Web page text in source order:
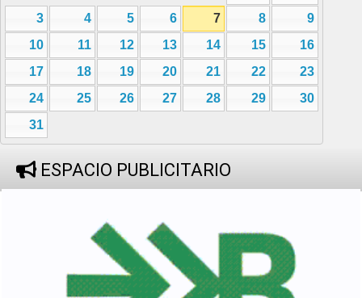
3
4 5 6 7 8
9
10
11 12 13 14 15
16
17
18 19 20 21 22
23
24
25 26 27 28 29
30
31
ESPACIO PUBLICITARIO